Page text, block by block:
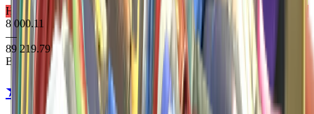
Надзвичайне Рукавички
8 000.11
—
89 219.79
Выпадает из 2 кейсів
★ Specialist Gloves Buckshot